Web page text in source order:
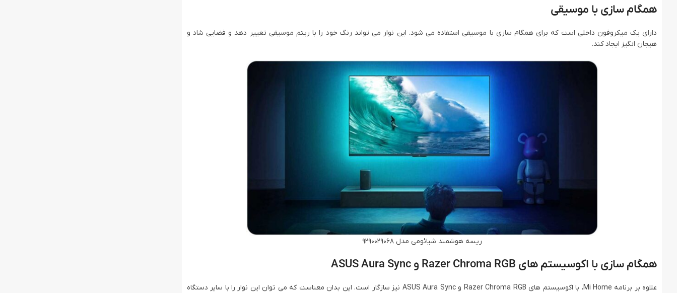
همگام سازی با موسیقی
دارای یک میکروفون داخلی است که برای همگام سازی با موسیقی استفاده می شود. این نوار می تواند رنگ خود را با ریتم موسیقی تغییر دهد و فضایی شاد و
هیجان انگیز ایجاد کند.
ریسه هوشمند شیائومی مدل 9290029068
همگام سازی با اکوسیستم های Razer Chroma RGB و ASUS Aura Sync
علاوه بر برنامه Mi Home، با اکوسیستم های Razer Chroma RGB و ASUS Aura Sync نیز سازگار است. این بدان معناست که می توان این نوار را با سایر دستگاه